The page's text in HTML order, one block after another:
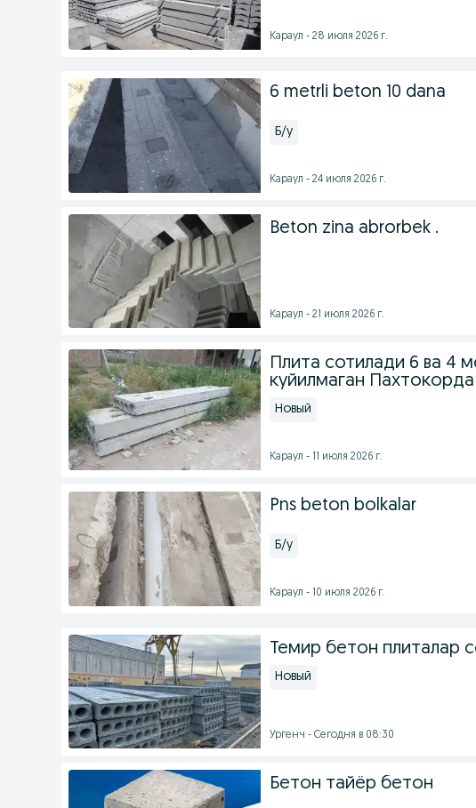
Караул - 28 июля 2026 г.
6 metrli beton 10 dana
Б/у
Караул - 24 июля 2026 г.
Beton zina abrorbek .
Караул - 21 июля 2026 г.
Плита сотилади 6 ва 4
куйилмаган Пахтокорда
Новый
Караул - 11 июля 2026 г.
Pns beton bolkalar
Б/у
Караул - 10 июля 2026 г.
Темир бетон плиталар
Новый
Ургенч - Сегодня в 08:30
Бетон тайёр бетон